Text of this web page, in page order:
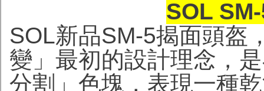
SOL
SOL新品SM-5揭面頭盔
變」最初的設計理念，
分割」色塊，表現一種